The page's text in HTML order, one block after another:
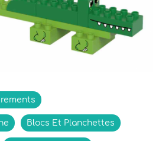
Blocs Et Planchettes